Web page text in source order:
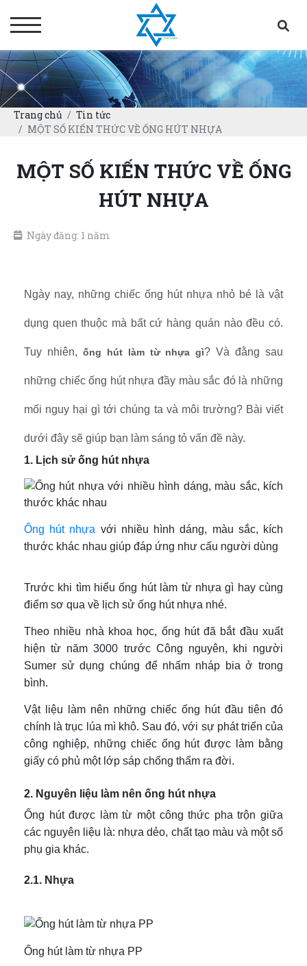
Trang chủ
Tin tức
MỘT SỐ KIẾN THỨC VỀ ỐNG HÚT NHỰA
MỘT SỐ KIẾN THỨC VỀ ỐNG
HÚT NHỰA
Ngày đăng: 1 năm
Ngày nay, những chiếc ống hút nhựa nhỏ bé là vật
dụng quen thuộc mà bất cứ hàng quán nào đều có.
Tuy nhiên, ống hút làm từ nhựa gì? Và đằng sau
những chiếc ống hút nhựa đầy màu sắc đó là những
mối nguy hại gì tới chúng ta và môi trường? Bài viết
dưới đây sẽ giúp bạn làm sáng tỏ vấn đề này.
1. Lịch sử ống hút nhựa
Ống hút nhựa với nhiều hình dáng, màu sắc, kích
thước khác nhau giúp đáp ứng như cấu người dùng
Trước khi tìm hiểu ống hút làm từ nhựa gì hay cùng
điểm sơ qua về lịch sử ống hút nhựa nhé.
Theo nhiều nhà khoa học, ống hút đã bắt đầu xuất
hiện từ năm 3000 trước Công nguyên, khi người
Sumer sử dụng chúng để nhấm nháp bia ở trong
bình.
Vật liệu làm nên những chiếc ống hút đầu tiên đó
chính là trục lúa mì khô. Sau đó, với sự phát triển của
công nghiệp, những chiếc ống hút được làm bằng
giấy có phủ một lớp sáp chống thấm ra đời.
2. Nguyên liệu làm nên ống hút nhựa
Ống hút được làm từ một công thức pha trộn giữa
các nguyên liệu là: nhựa dẻo, chất tạo màu và một số
phụ gia khác.
2.1. Nhựa
Ống hút làm từ nhựa PP